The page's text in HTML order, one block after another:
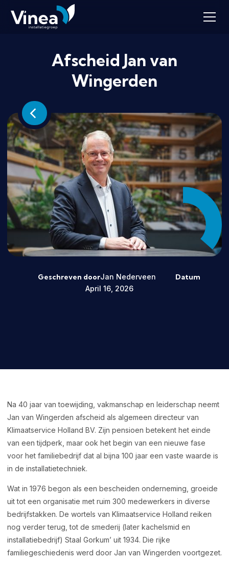
Afscheid Jan van
Wingerden
Geschreven doorJan Nederveen Datum
April 16, 2026
Na 40 jaar van toewijding, vakmanschap en leiderschap neemt
Jan van Wingerden afscheid als algemeen directeur van
Klimaatservice Holland BV. Zijn pensioen betekent het einde
van een tijdperk, maar ook het begin van een nieuwe fase
voor het familiebedrijf dat al bijna 100 jaar een vaste waarde is
in de installatietechniek.
Wat in 1976 begon als een bescheiden onderneming, groeide
uit tot een organisatie met ruim 300 medewerkers in diverse
bedrijfstakken. De wortels van Klimaatservice Holland reiken
nog verder terug, tot de smederij (later kachelsmid en
installatiebedrijf) Staal Gorkum’ uit 1934. Die rijke
familiegeschiedenis werd door Jan van Wingerden voortgezet.